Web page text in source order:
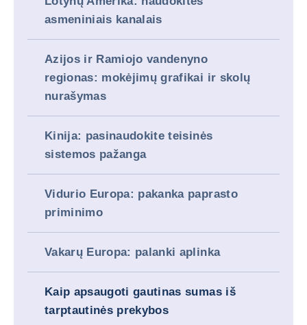
asmeniniais kanalais
Azijos ir Ramiojo vandenyno
regionas: mokėjimų grafikai ir skolų
nurašymas
Kinija: pasinaudokite teisinės
sistemos pažanga
Vidurio Europa: pakanka paprasto
priminimo
Vakarų Europa: palanki aplinka
Kaip apsaugoti gautinas sumas iš
tarptautinės prekybos